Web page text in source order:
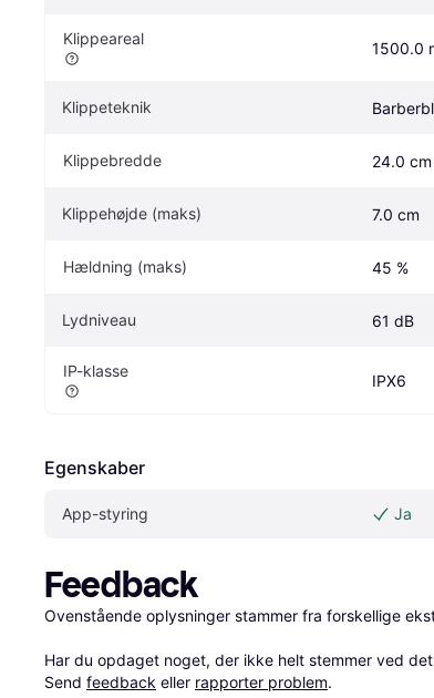
Klippeareal
1500.0
Klippeteknik
Klippebredde 24.0 cm
Klippehøjde (maks) 7.0 cm
Hældning (maks) 45 %
Lydniveau 61 dB
IP-klasse
IPX6
Egenskaber
App-styring Ja
Feedback
Ovenstående oplysninger stammer fra forskellige
Har du opdaget noget, der ikke helt stemmer ved
Send feedback eller rapporter problem.